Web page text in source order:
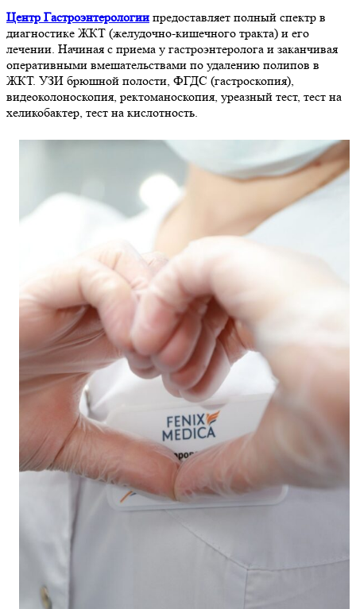
Центр Гастроэнтерологии предоставляет полный спектр в
диагностике ЖКТ (желудочно-кишечного тракта) и его
лечении. Начиная с приема у гастроэнтеролога и заканчивая
оперативными вмешательствами по удалению полипов в
ЖКТ. УЗИ брюшной полости, ФГДС (гастроскопия),
видеоколоноскопия, ректоманоскопия, уреазный тест, тест на
хеликобактер, тест на кислотность.